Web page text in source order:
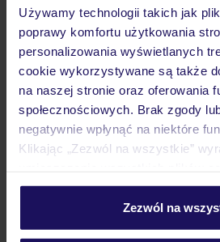
Używamy technologii takich jak
poprawy komfortu użytkowania
personalizowania wyświetlanych
cookie wykorzystywane są także
na naszej stronie oraz oferowania
społecznościowych. Brak zgody
negatywnie wpłynąć na niektóre
Klikając „Zezwól na wszystkie”
personalizować swój wybór
Szczegółowe informacje o plikach
Zezwól na
idealny na romantyczny wyjazd